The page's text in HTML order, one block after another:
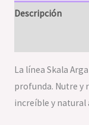
Descripción
La línea Skala
profunda. Nutre y
increíble y natural